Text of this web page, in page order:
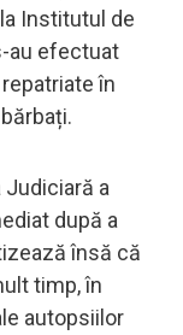
Institutul de
au efectuat
în
a
după a
însă că
timp, în
autopsiilor